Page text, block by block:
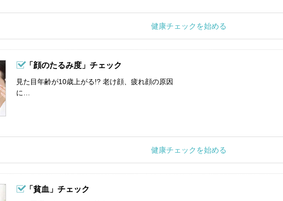
健康チェックを始める
「顔のたるみ度」チェック
見た目年齢が10歳上がる!? 老け顔、疲れ顔の原因
に…
健康チェックを始める
「貧血」チェック